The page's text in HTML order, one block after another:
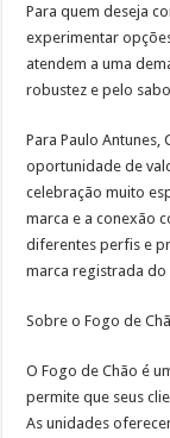
Para quem deseja
experimentar
atendem a uma
robustez e pelo
Para Paulo Antunes,
oportunidade de
celebração muito
marca e a conexão
diferentes perfis e
marca registrada do
Sobre o Fogo de
O Fogo de Chão é
permite que seus
As unidades